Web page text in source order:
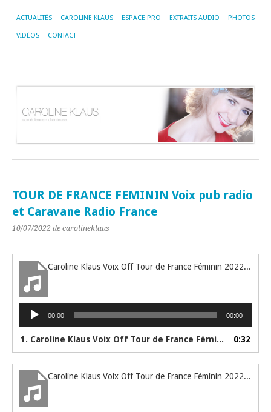
ACTUALITÉS CAROLINE KLAUS ESPACE PRO EXTRAITS AUDIO PHOTOS
VIDÉOS CONTACT
TOUR DE FRANCE FEMININ Voix pub radio
et Caravane Radio France
10/07/2022 de carolineklaus
Caroline Klaus Voix Off Tour de France Féminin 2022 SL 26-29 VERS
Lecteur
audio
00:00 00:00
1. Caroline Klaus Voix Off Tour de France Féminin 2022 SL 26-29 VERS 0:32
Caroline Klaus Voix Off Tour de France Féminin 2022 24-25 VERS IN